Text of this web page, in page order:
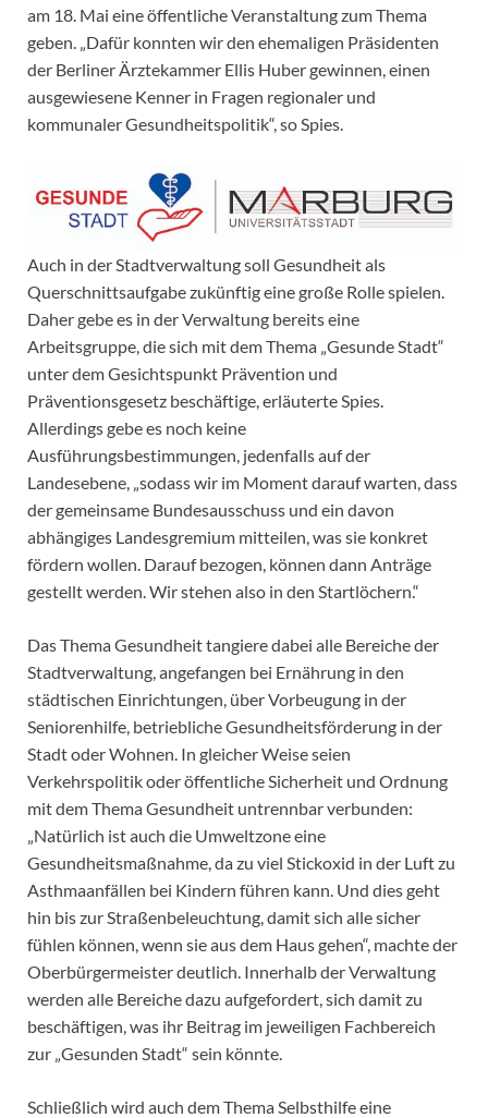
am 18. Mai eine öffentliche Veranstaltung zum Thema
geben. „Dafür konnten wir den ehemaligen Präsidenten
der Berliner Ärztekammer Ellis Huber gewinnen, einen
ausgewiesene Kenner in Fragen regionaler und
kommunaler Gesundheitspolitik“, so Spies.
Auch in der Stadtverwaltung soll Gesundheit als
Querschnittsaufgabe zukünftig eine große Rolle spielen.
Daher gebe es in der Verwaltung bereits eine
Arbeitsgruppe, die sich mit dem Thema „Gesunde Stadt“
unter dem Gesichtspunkt Prävention und
Präventionsgesetz beschäftige, erläuterte Spies.
Allerdings gebe es noch keine
Ausführungsbestimmungen, jedenfalls auf der
Landesebene, „sodass wir im Moment darauf warten, dass
der gemeinsame Bundesausschuss und ein davon
abhängiges Landesgremium mitteilen, was sie konkret
fördern wollen. Darauf bezogen, können dann Anträge
gestellt werden. Wir stehen also in den Startlöchern.“
Das Thema Gesundheit tangiere dabei alle Bereiche der
Stadtverwaltung, angefangen bei Ernährung in den
städtischen Einrichtungen, über Vorbeugung in der
Seniorenhilfe, betriebliche Gesundheitsförderung in der
Stadt oder Wohnen. In gleicher Weise seien
Verkehrspolitik oder öffentliche Sicherheit und Ordnung
mit dem Thema Gesundheit untrennbar verbunden:
„Natürlich ist auch die Umweltzone eine
Gesundheitsmaßnahme, da zu viel Stickoxid in der Luft zu
Asthmaanfällen bei Kindern führen kann. Und dies geht
hin bis zur Straßenbeleuchtung, damit sich alle sicher
fühlen können, wenn sie aus dem Haus gehen“, machte der
Oberbürgermeister deutlich. Innerhalb der Verwaltung
werden alle Bereiche dazu aufgefordert, sich damit zu
beschäftigen, was ihr Beitrag im jeweiligen Fachbereich
zur „Gesunden Stadt“ sein könnte.
Schließlich wird auch dem Thema Selbsthilfe eine